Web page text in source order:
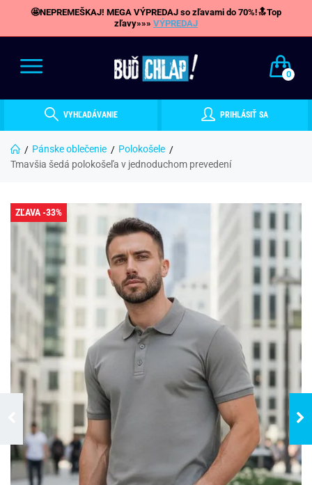
🤩NEPREMEŠKAJ! MEGA VÝPREDAJ so zľavami do 70%!🔝Top
zľavy»»» VÝPREDAJ
0
VYHĽADÁVANIE PRIHLÁSIŤ SA
Pánske oblečenie
Polokošele
Tmavšia šedá polokošeľa v jednoduchom prevedení
ZĽAVA -33%